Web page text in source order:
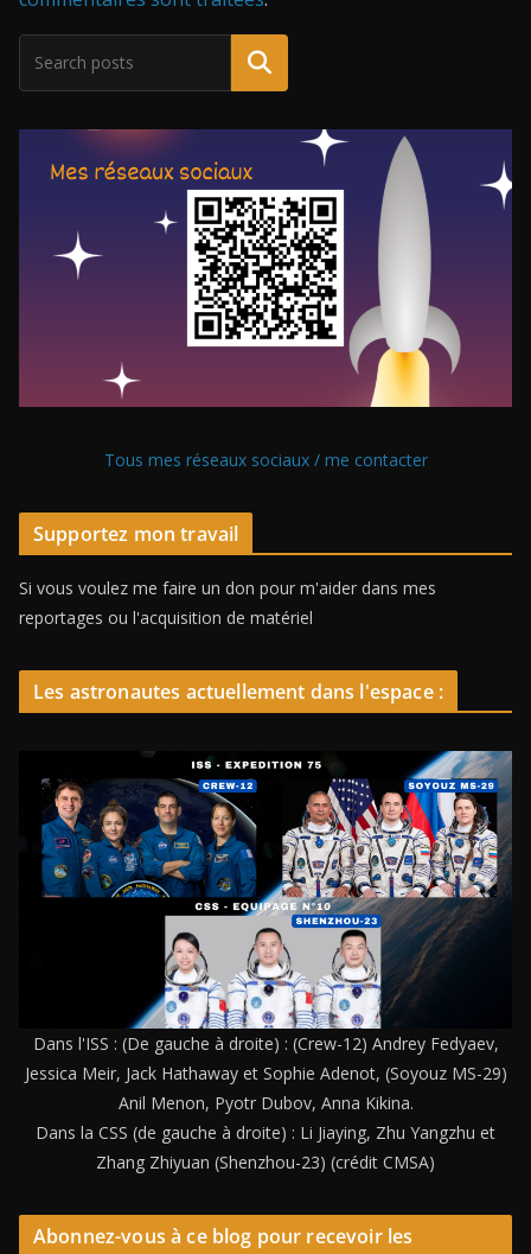
Tous mes réseaux sociaux / me contacter
Supportez mon travail
Si vous voulez me faire un don pour m'aider dans mes
reportages ou l'acquisition de matériel
Les astronautes actuellement dans l'espace :
Dans l'ISS : (De gauche à droite) : (Crew-12) Andrey Fedyaev,
Jessica Meir, Jack Hathaway et Sophie Adenot, (Soyouz MS-29)
Anil Menon, Pyotr Dubov, Anna Kikina.
Dans la CSS (de gauche à droite) : Li Jiaying, Zhu Yangzhu et
Zhang Zhiyuan (Shenzhou-23) (crédit CMSA)
Abonnez-vous à ce blog pour recevoir les